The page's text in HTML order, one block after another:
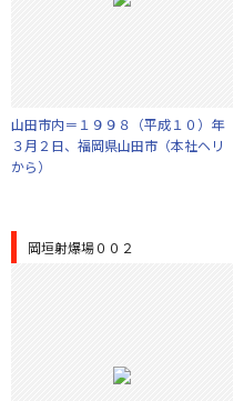
山田市内＝１９９８（平成１０）年
３月２日、福岡県山田市（本社ヘリ
から）
岡垣射爆場００２